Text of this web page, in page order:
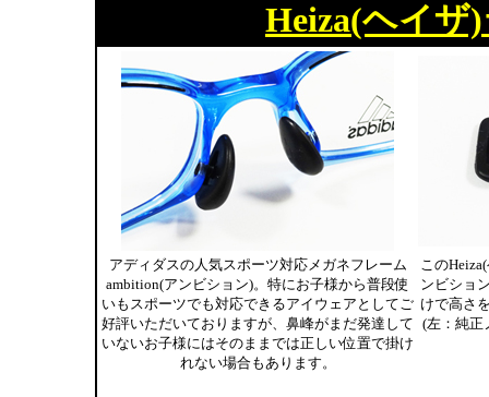
Heiza(ヘイザ
アディダスの人気スポーツ対応メガネフレーム
ambition(アンビション)。特にお子様から普段使
いもスポーツでも対応できるアイウェアとしてご
好評いただいておりますが、鼻峰がまだ発達して
いないお子様にはそのままでは正しい位置で掛け
れない場合もあります。
この
ンビショ
けで高さ
(左：純